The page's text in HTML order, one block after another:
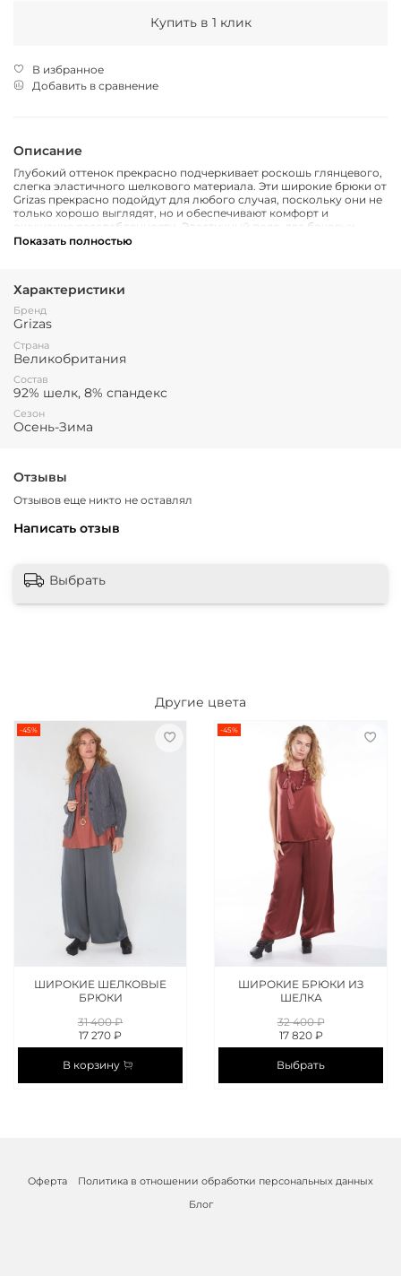
Купить в 1 клик
В избранное
Добавить в сравнение
Описание
Глубокий оттенок прекрасно подчеркивает роскошь глянцевого,
слегка эластичного шелкового материала. Эти широкие брюки от
Grizas прекрасно подойдут для любого случая, поскольку они не
только хорошо выглядят, но и обеспечивают комфорт и
ощущение расслабленности. Эластичный пояс, два боковых
кармана.
Показать полностью
Характеристики
Бренд
Grizas
Страна
Великобритания
Состав
92% шелк, 8% спандекс
Сезон
Осень-Зима
Отзывы
Отзывов еще никто не оставлял
Написать отзыв
Выбрать
Другие цвета
-45%
ШИРОКИЕ ШЕЛКОВЫЕ
БРЮКИ
31 400 ₽
17 270 ₽
В корзину
-45%
ШИРОКИЕ БРЮКИ ИЗ
ШЕЛКА
32 400 ₽
17 820 ₽
Выбрать
Оферта
Политика в отношении обработки персональных данных
Блог